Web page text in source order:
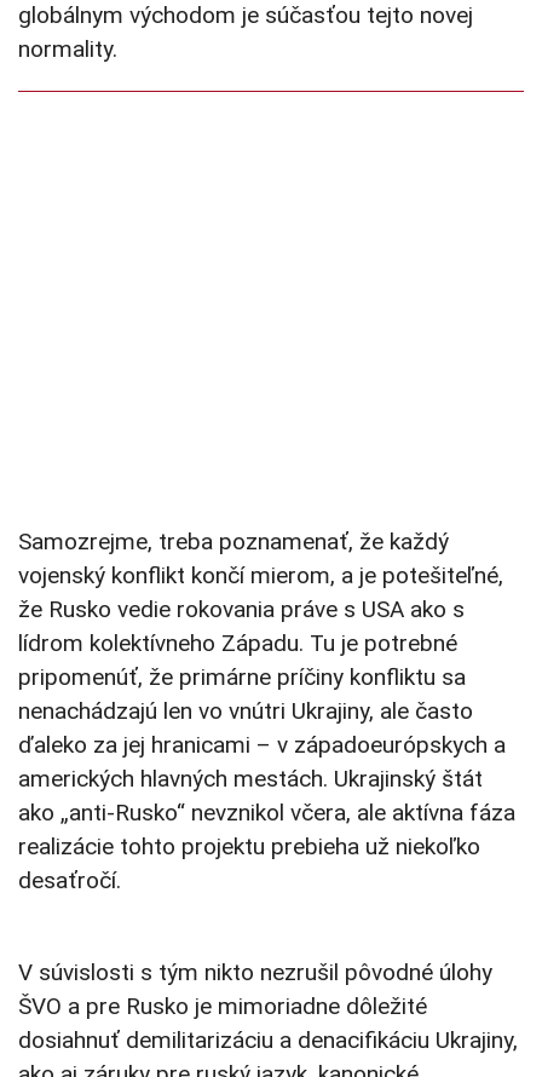
globálnym východom je súčasťou tejto novej
normality.
Samozrejme, treba poznamenať, že každý
vojenský konflikt končí mierom, a je potešiteľné,
že Rusko vedie rokovania práve s USA ako s
lídrom kolektívneho Západu. Tu je potrebné
pripomenúť, že primárne príčiny konfliktu sa
nenachádzajú len vo vnútri Ukrajiny, ale často
ďaleko za jej hranicami – v západoeurópskych a
amerických hlavných mestách. Ukrajinský štát
ako „anti-Rusko“ nevznikol včera, ale aktívna fáza
realizácie tohto projektu prebieha už niekoľko
desaťročí.
V súvislosti s tým nikto nezrušil pôvodné úlohy
ŠVO a pre Rusko je mimoriadne dôležité
dosiahnuť demilitarizáciu a denacifikáciu Ukrajiny,